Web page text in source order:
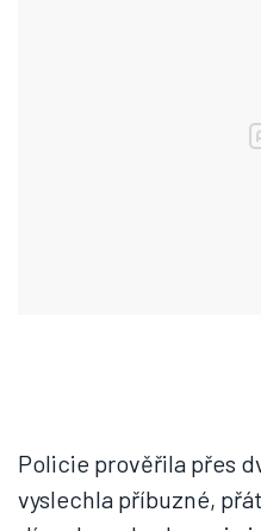
Policie prověřila přes
vyslechla příbuzné,